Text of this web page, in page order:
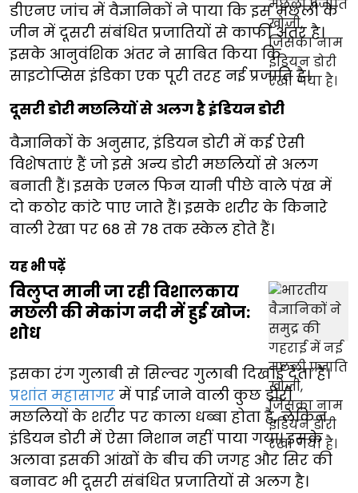
डीएनए जांच में वैज्ञानिकों ने पाया कि इस मछली के
जीन में दूसरी संबंधित प्रजातियों से काफी अंतर है।
इसके आनुवंशिक अंतर ने साबित किया कि
साइटोप्सिस इंडिका एक पूरी तरह नई प्रजाति है।
दूसरी डोरी मछलियों से अलग है इंडियन डोरी
वैज्ञानिकों के अनुसार, इंडियन डोरी में कई ऐसी
विशेषताएं हैं जो इसे अन्य डोरी मछलियों से अलग
बनाती हैं। इसके एनल फिन यानी पीछे वाले पंख में
दो कठोर कांटे पाए जाते हैं। इसके शरीर के किनारे
वाली रेखा पर 68 से 78 तक स्केल होते हैं।
यह भी पढ़ें
विलुप्त मानी जा रही विशालकाय
मछली की मेकांग नदी में हुई खोज:
शोध
इसका रंग गुलाबी से सिल्वर गुलाबी दिखाई देता है।
प्रशांत महासागर में पाई जाने वाली कुछ डोरी
मछलियों के शरीर पर काला धब्बा होता है, लेकिन
इंडियन डोरी में ऐसा निशान नहीं पाया गया। इसके
अलावा इसकी आंखों के बीच की जगह और सिर की
बनावट भी दूसरी संबंधित प्रजातियों से अलग है।